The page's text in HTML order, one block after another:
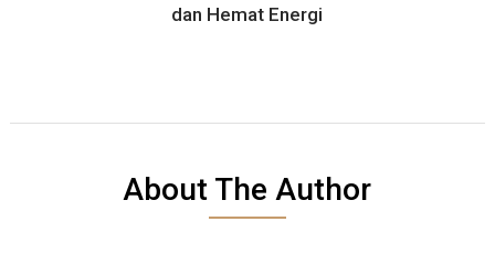
dan Hemat Energi
About The Author